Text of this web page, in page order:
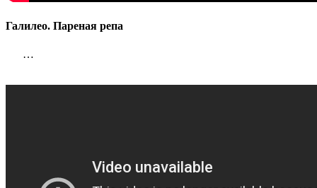
Галилео. Пареная репа
…